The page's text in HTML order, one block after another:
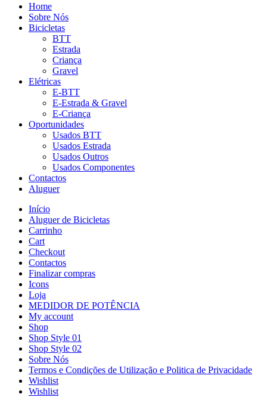
Home
Sobre Nós
Bicicletas
BTT
Estrada
Criança
Gravel
Elétricas
E-BTT
E-Estrada & Gravel
E-Criança
Oportunidades
Usados BTT
Usados Estrada
Usados Outros
Usados Componentes
Contactos
Aluguer
Início
Aluguer de Bicicletas
Carrinho
Cart
Checkout
Contactos
Finalizar compras
Icons
Loja
MEDIDOR DE POTÊNCIA
My account
Shop
Shop Style 01
Shop Style 02
Sobre Nós
Termos e Condições de Utilização e Politica de Privacidade
Wishlist
Wishlist